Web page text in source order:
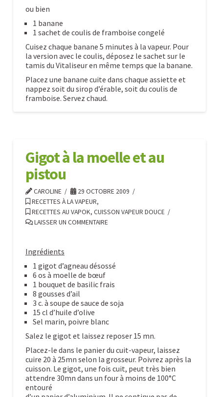
ou bien
1 banane
1 sachet de coulis de framboise congelé
Cuisez chaque banane 5 minutes à la vapeur. Pour
la version avec le coulis, déposez le sachet sur le
tamis du Vitaliseur en même temps que la banane.
Placez une banane cuite dans chaque assiette et
nappez soit du sirop d’érable, soit du coulis de
framboise. Servez chaud.
Bananes
vapeur10.29.2009
Gigot à la moelle et au
pistou
CAROLINE
29 OCTOBRE 2009
RECETTES À LA VAPEUR,
RECETTES AU VAPOK, CUISSON VAPEUR DOUCE
LAISSER UN COMMENTAIRE
Ingrédients
1 gigot d’agneau désossé
6 os à moelle de bœuf
1 bouquet de basilic frais
8 gousses d’ail
3 c. à soupe de sauce de soja
15 cl d’huile d’olive
Sel marin, poivre blanc
Salez le gigot et laissez reposer 15 mn.
Placez-le dans le panier du cuit-vapeur, laissez
cuire 20 à 25mn selon la grosseur. Poivrez après la
cuisson. Le gigot, une fois cuit, peut très bien
attendre 30mn dans un four à moins de 100°C
entouré